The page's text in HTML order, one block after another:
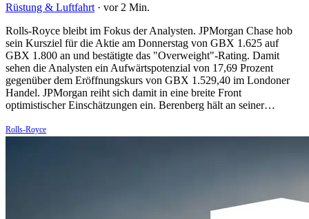
Rüstung & Luftfahrt · vor 2 Min.
Rolls-Royce bleibt im Fokus der Analysten. JPMorgan Chase hob
sein Kursziel für die Aktie am Donnerstag von GBX 1.625 auf
GBX 1.800 an und bestätigte das "Overweight"-Rating. Damit
sehen die Analysten ein Aufwärtspotenzial von 17,69 Prozent
gegenüber dem Eröffnungskurs von GBX 1.529,40 im Londoner
Handel. JPMorgan reiht sich damit in eine breite Front
optimistischer Einschätzungen ein. Berenberg hält an seiner…
Rolls-Royce